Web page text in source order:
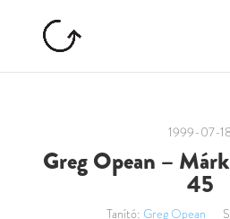
1999-07-18
Greg Opean –
45
Tanító: Greg Opean